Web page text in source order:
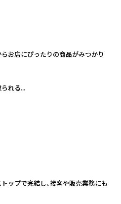
お店にぴったりの商品がみつかり
れる...
ップで完結し、接客や販売業務にも